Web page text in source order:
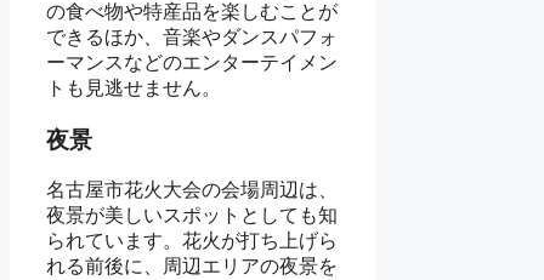
の食べ物や特産品を楽しむことが
できるほか、音楽やダンスパフォ
ーマンスなどのエンターテイメン
トも見逃せません。
夜景
名古屋市花火大会の会場周辺は、
夜景が美しいスポットとしても知
られています。花火が打ち上げら
れる前後に、周辺エリアの夜景を